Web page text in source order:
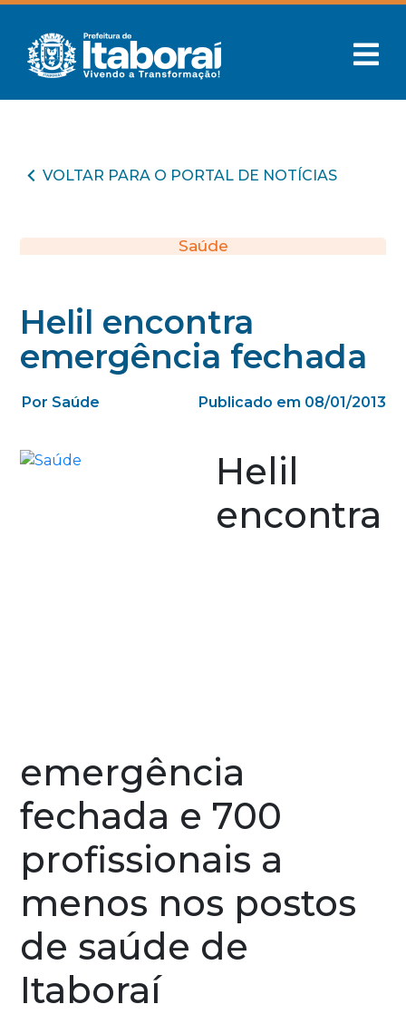
VOLTAR PARA O PORTAL DE NOTÍCIAS
Saúde
Helil encontra
emergência fechada
Por Saúde Publicado em 08/01/2013
Helil
encontra
emergência
fechada e 700
profissionais a
menos nos postos
de saúde de
Itaboraí